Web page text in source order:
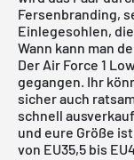
Fersenbranding,
Einlegesohlen,
Wann kann man
Der Air Force 1
gegangen. Ihr
sicher auch
schnell
und eure Größe
von EU35,5 bis